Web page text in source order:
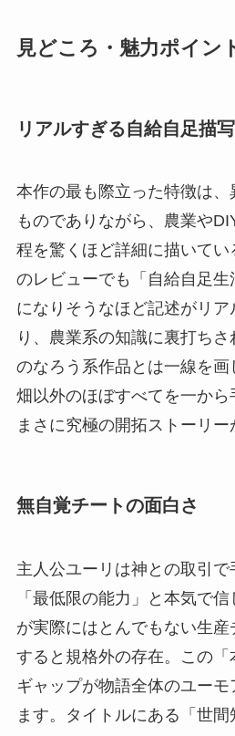
見どころ・魅力ポイン
リアルすぎる自給自足描写
本作の最も際立った特徴は、
ものでありながら、農業や
程を驚くほど詳細に描いて
のレビューでも「自給自足
になりそうなほど記述がリ
り、農業系の知識に裏打ち
のなろう系作品とは一線を画
畑以外のほぼすべてを一から
まさに究極の開拓ストーリー
無自覚チートの面白さ
主人公ユーリは神との取引
「最低限の能力」と本気で
が実際にはとんでもない生産
すると規格外の存在。この「
ギャップが物語全体のユー
ます。タイトルにある「世